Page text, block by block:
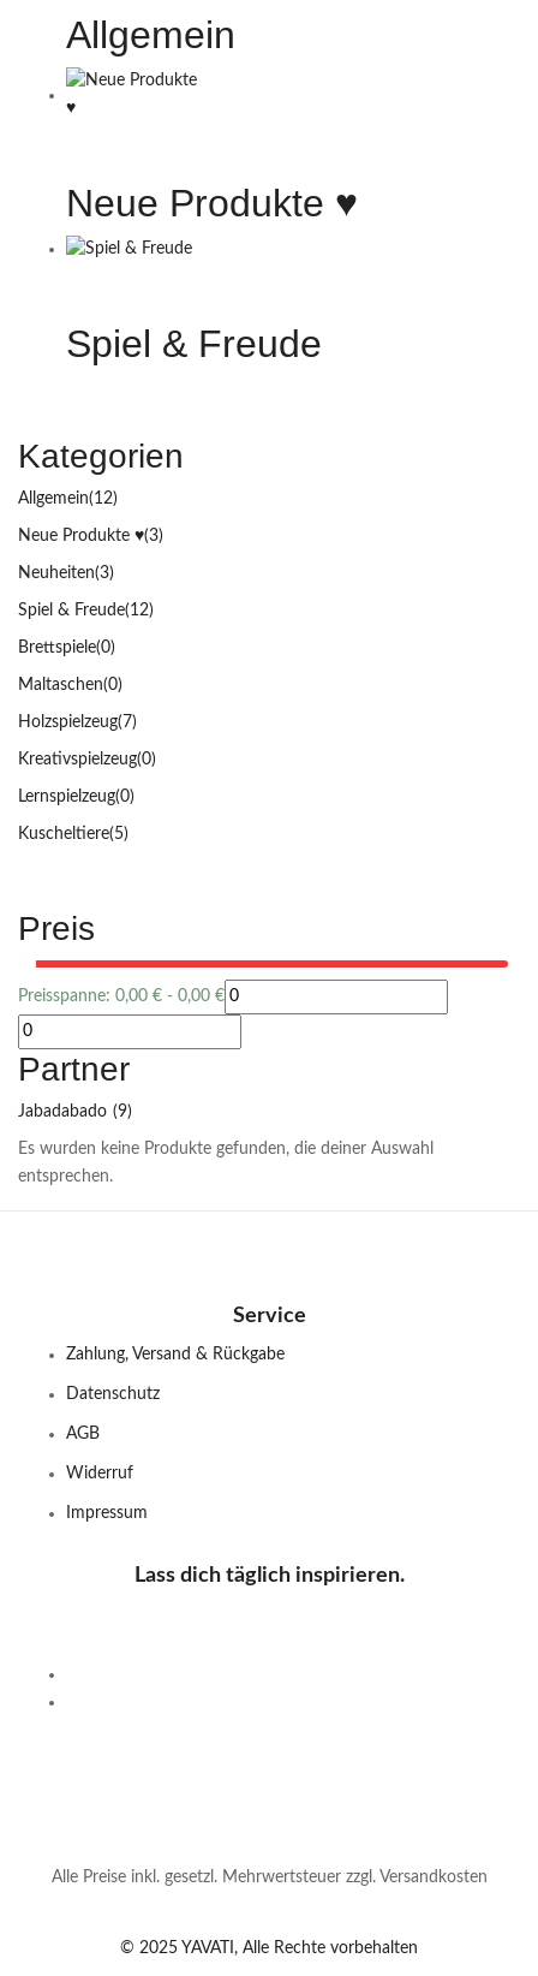
Allgemein
Neue Produkte ♥️
Spiel & Freude
Kategorien
Allgemein(12)
Neue Produkte ♥️(3)
Neuheiten(3)
Spiel & Freude(12)
Brettspiele(0)
Maltaschen(0)
Holzspielzeug(7)
Kreativspielzeug(0)
Lernspielzeug(0)
Kuscheltiere(5)
Preis
Preisspanne: 0,00 € - 0,00 €
Partner
Jabadabado (9)
Es wurden keine Produkte gefunden, die deiner Auswahl
entsprechen.
Service
Zahlung, Versand & Rückgabe
Datenschutz
AGB
Widerruf
Impressum
Lass dich täglich inspirieren.
Alle Preise inkl. gesetzl. Mehrwertsteuer zzgl. Versandkosten
© 2025 YAVATI, Alle Rechte vorbehalten